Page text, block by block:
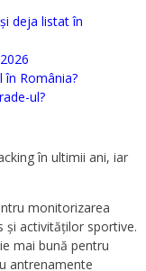
deja listat în
România?
ul?
în ultimii ani, iar
monitorizarea
și activităților sportive.
mai bună pentru
antrenamente